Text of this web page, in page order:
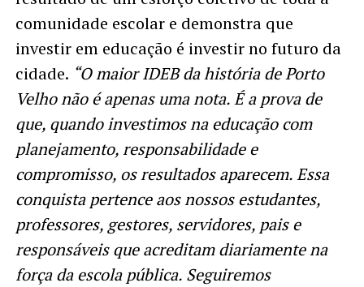
comunidade escolar e demonstra que
investir em educação é investir no futuro da
cidade. “O maior IDEB da história de Porto
Velho não é apenas uma nota. É a prova de
que, quando investimos na educação com
planejamento, responsabilidade e
compromisso, os resultados aparecem. Essa
conquista pertence aos nossos estudantes,
professores, gestores, servidores, pais e
responsáveis que acreditam diariamente na
força da escola pública. Seguiremos